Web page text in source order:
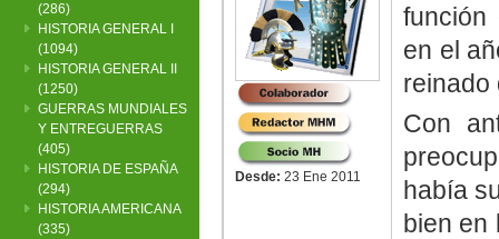
(286)
HISTORIA GENERAL I
(1094)
HISTORIA GENERAL II
(1250)
GUERRAS MUNDIALES
Y ENTREGUERRAS
(405)
HISTORIA DE ESPAÑA
(294)
HISTORIA AMERICANA
(335)
Desde: 23 Ene 2011
función
en el
reinado
Con
había
bien en